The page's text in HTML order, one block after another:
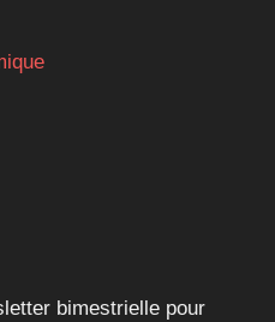
bimestrielle pour